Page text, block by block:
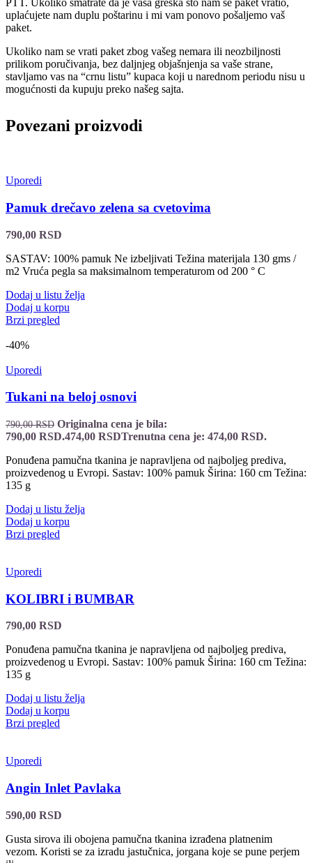
PTT. Ukoliko smatrate da je vaša greška što nam se paket vratio,
uplaćujete nam duplu poštarinu i mi vam ponovo pošaljemo vaš
paket.
Ukoliko nam se vrati paket zbog vašeg nemara ili neozbiljnosti
prilikom poručivanja, bez daljnjeg objašnjenja sa vaše strane,
stavljamo vas na “crnu listu” kupaca koji u narednom periodu nisu u
mogućnosti da kupuju preko našeg sajta.
Povezani proizvodi
Uporedi
Pamuk drečavo zelena sa cvetovima
790,00 RSD
SASTAV: 100% pamuk Ne izbeljivati Težina materijala 130 gms /
m2 Vruća pegla sa maksimalnom temperaturom od 200 ° C
Dodaj u listu želja
Dodaj u korpu
Brzi pregled
-40%
Uporedi
Tukani na beloj osnovi
790,00RSD Originalna cena je bila:
790,00 RSD.474,00 RSDTrenutna cena je: 474,00 RSD.
Ponuđena pamučna tkanina je napravljena od najboljeg prediva,
proizvedenog u Evropi. Sastav: 100% pamuk Širina: 160 cm Težina:
135 g
Dodaj u listu želja
Dodaj u korpu
Brzi pregled
Uporedi
KOLIBRI i BUMBAR
790,00 RSD
Ponuđena pamučna tkanina je napravljena od najboljeg prediva,
proizvedenog u Evropi. Sastav: 100% pamuk Širina: 160 cm Težina:
135 g
Dodaj u listu želja
Dodaj u korpu
Brzi pregled
Uporedi
Angin Inlet Pavlaka
590,00 RSD
Gusta sirova ili obojena pamučna tkanina izrađena platnenim
vezom. Koristi se za izradu jastučnica, jorgana koje se pune perjem